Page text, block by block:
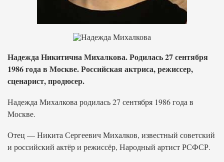
Надежда Никитична Михалкова. Родилась 27 сентября
1986 года в Москве. Российская актриса, режиссер,
сценарист, продюсер.
Надежда Михалкова родилась 27 сентября 1986 года в
Москве.
Отец — Никита Сергеевич Михалков, известный советский
и российский актёр и режиссёр, Народный артист РСФСР.